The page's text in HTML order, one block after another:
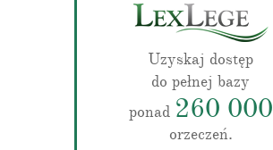
Uzyskaj dostęp
do pełnej bazy
ponad 260 000
orzeczeń.